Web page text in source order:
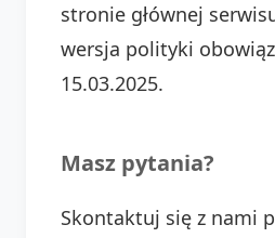
stronie głównej
wersja polityki
15.03.2025.
Masz pytania?
Skontaktuj się z nami